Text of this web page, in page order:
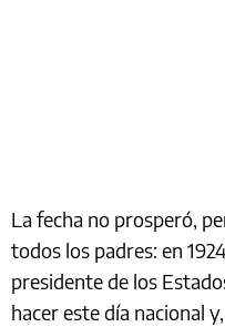
La fecha no prosperó,
todos los padres: en
presidente de los
hacer este día nacional